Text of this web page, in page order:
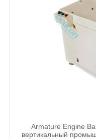
Armature Engine
вертикальный